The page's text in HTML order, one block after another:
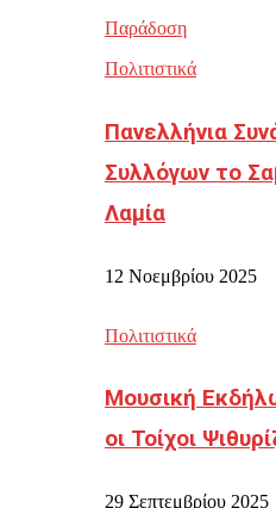
Παράδοση
Πολιτιστικά
Πανελλήνια
Συλλόγων το
Λαμία
12 Νοεμβρίου 2025
Πολιτιστικά
Μουσική
οι Τοίχοι
29 Σεπτεμβρίου 2025